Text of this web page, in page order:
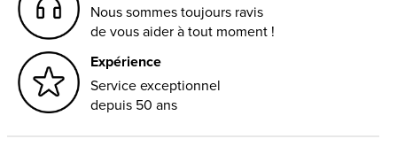
Nous sommes toujours ravis
de vous aider à tout moment !
Expérience
Service exceptionnel
depuis 50 ans